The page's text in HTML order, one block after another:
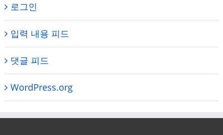
로그인
입력 내용 피드
댓글 피드
WordPress.org